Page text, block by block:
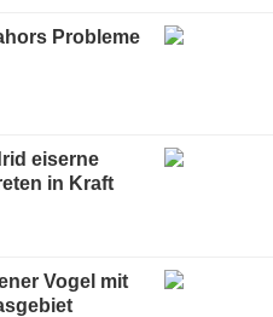
Probleme
eiserne
in Kraft
Vogel mit